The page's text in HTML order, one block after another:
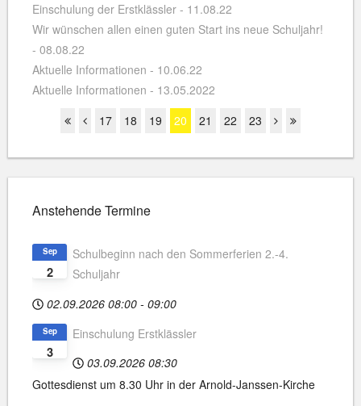
Einschulung der Erstklässler - 11.08.22
Wir wünschen allen einen guten Start ins neue Schuljahr!
- 08.08.22
Aktuelle Informationen - 10.06.22
Aktuelle Informationen - 13.05.2022
17
18 19 20 21 22 23
Anstehende Termine
2
Sep
Schulbeginn nach den Sommerferien 2.-4.
Schuljahr
02.09.2026 08:00 - 09:00
3
Sep
Einschulung Erstklässler
03.09.2026 08:30
Gottesdienst um 8.30 Uhr in der Arnold-Janssen-Kirche